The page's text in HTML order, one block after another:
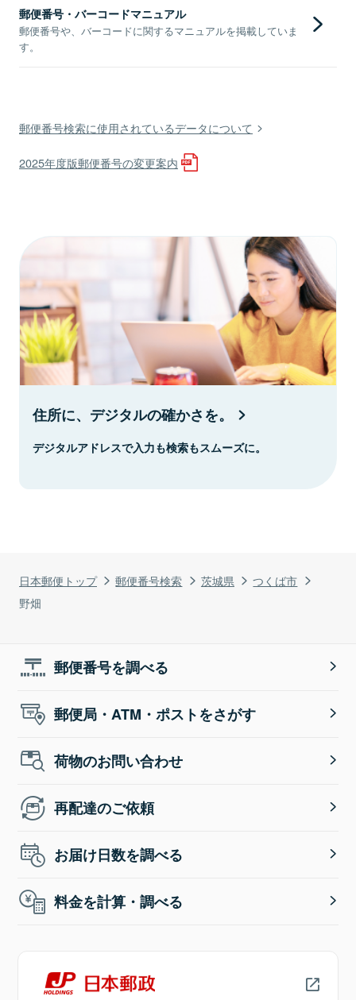
日本郵便トップ 郵便番号検索 茨城県
つくば市
野畑
郵便番号・バーコードマニュアル
郵便番号や、バーコードに関するマニュアルを掲載していま
す。
郵便番号検索に使用されているデータについて
2025年度版郵便番号の変更案内
住所に、デジタルの確かさを。
デジタルアドレスで入力も検索もスムーズに。
郵便番号を調べる
郵便局・ATM・ポストをさがす
荷物のお問い合わせ
再配達のご依頼
お届け日数を調べる
料金を計算・調べる